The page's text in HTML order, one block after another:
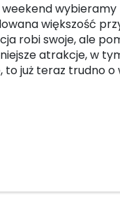
weekend
większość
robi swoje, ale
atrakcje, w
to już teraz trudno o